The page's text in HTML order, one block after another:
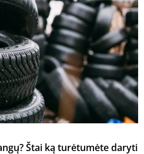
Štai ką turėtumėte daryti